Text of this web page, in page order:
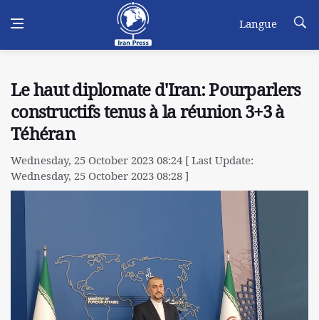
Langue
Le haut diplomate d'Iran: Pourparlers
constructifs tenus à la réunion 3+3 à
Téhéran
Wednesday, 25 October 2023 08:24 [ Last Update:
Wednesday, 25 October 2023 08:28 ]